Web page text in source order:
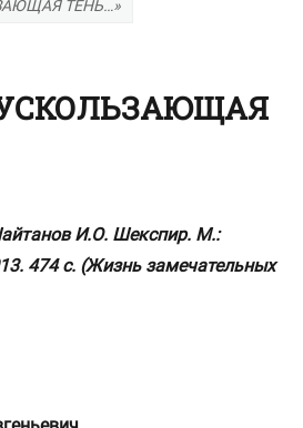
ТЕНЬ…»
И.О. Шекспир. М.:
474 с. (Жизнь замечательных